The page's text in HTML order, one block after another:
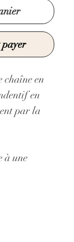
payer
chaîne en
en
par la
à une